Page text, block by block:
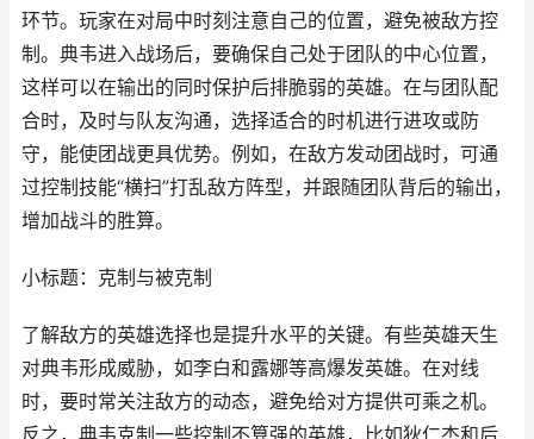
环节。玩家在对局中时刻注意自己的位置，避免被敌方控
制。典韦进入战场后，要确保自己处于团队的中心位置，
这样可以在输出的同时保护后排脆弱的英雄。在与团队配
合时，及时与队友沟通，选择适合的时机进行进攻或防
守，能使团战更具优势。例如，在敌方发动团战时，可通
过控制技能“横扫”打乱敌方阵型，并跟随团队背后的输出，
增加战斗的胜算。
小标题：克制与被克制
了解敌方的英雄选择也是提升水平的关键。有些英雄天生
对典韦形成威胁，如李白和露娜等高爆发英雄。在对线
时，要时常关注敌方的动态，避免给对方提供可乘之机。